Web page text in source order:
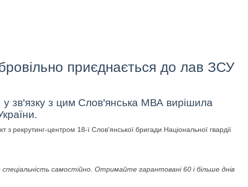
приєднається до лав ЗСУ
у зв'язку з цим Слов'янська МВА вирішила
рекрутинг-центром 18-ї Слов'янської бригади Національної гвардії
самостійно. Отримайте гарантовані 60 і більше днів